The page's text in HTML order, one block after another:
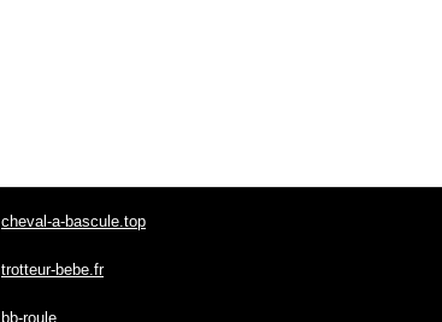
cheval-a-bascule.top
trotteur-bebe.fr
bb-roule